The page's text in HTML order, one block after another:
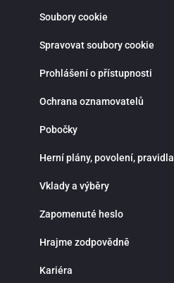
Soubory cookie
Spravovat soubory cookie
Prohlášení o přístupnosti
Ochrana oznamovatelů
Pobočky
Herní plány, povolení, pravidla
Vklady a výběry
Zapomenuté heslo
Hrajme zodpovědně
Kariéra